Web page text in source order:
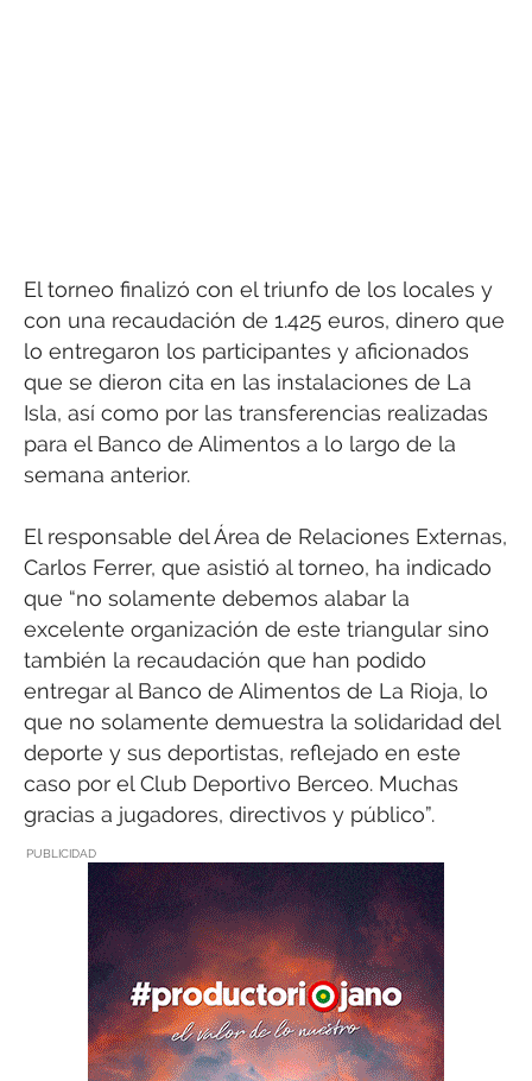
El torneo finalizó con el triunfo de los locales y
con una recaudación de 1.425 euros, dinero que
lo entregaron los participantes y aficionados
que se dieron cita en las instalaciones de La
Isla, así como por las transferencias realizadas
para el Banco de Alimentos a lo largo de la
semana anterior.
El responsable del Área de Relaciones Externas,
Carlos Ferrer, que asistió al torneo, ha indicado
que “no solamente debemos alabar la
excelente organización de este triangular sino
también la recaudación que han podido
entregar al Banco de Alimentos de La Rioja, lo
que no solamente demuestra la solidaridad del
deporte y sus deportistas, reflejado en este
caso por el Club Deportivo Berceo. Muchas
gracias a jugadores, directivos y público”.
PUBLICIDAD